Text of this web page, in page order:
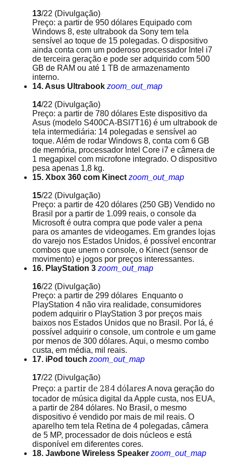
13/22 (Divulgação)
Preço: a partir de 950 dólares Equipado com
Windows 8, este ultrabook da Sony tem tela
sensível ao toque de 15 polegadas. O dispositivo
ainda conta com um poderoso processador Intel i7
de terceira geração e pode ser adquirido com 500
GB de RAM ou até 1 TB de armazenamento
interno.
14. Asus Ultrabook zoom_out_map
14/22 (Divulgação)
Preço: a partir de 780 dólares Este dispositivo da
Asus (modelo S400CA-BSI7T16) é um ultrabook de
tela intermediária: 14 polegadas e sensível ao
toque. Além de rodar Windows 8, conta com 6 GB
de memória, processador Intel Core i7 e câmera de
1 megapixel com microfone integrado. O dispositivo
pesa apenas 1,8 kg.
15. Xbox 360 com Kinect zoom_out_map
15/22 (Divulgação)
Preço: a partir de 420 dólares (250 GB) Vendido no
Brasil por a partir de 1.099 reais, o console da
Microsoft é outra compra que pode valer a pena
para os amantes de videogames. Em grandes lojas
do varejo nos Estados Unidos, é possível encontrar
combos que unem o console, o Kinect (sensor de
movimento) e jogos por preços interessantes.
16. PlayStation 3 zoom_out_map
16/22 (Divulgação)
Preço: a partir de 299 dólares Enquanto o
PlayStation 4 não vira realidade, consumidores
podem adquirir o PlayStation 3 por preços mais
baixos nos Estados Unidos que no Brasil. Por lá, é
possível adquirir o console, um controle e um game
por menos de 300 dólares. Aqui, o mesmo combo
custa, em média, mil reais.
17. iPod touch zoom_out_map
17/22 (Divulgação)
Preço: a partir de 284 dólaresA nova geração do
tocador de música digital da Apple custa, nos EUA,
a partir de 284 dólares. No Brasil, o mesmo
dispositivo é vendido por mais de mil reais. O
aparelho tem tela Retina de 4 polegadas, câmera
de 5 MP, processador de dois núcleos e está
disponível em diferentes cores.
18. Jawbone Wireless Speaker zoom_out_map